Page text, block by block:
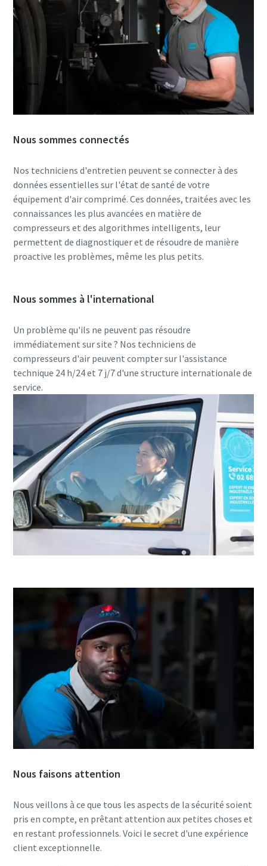
Nous sommes connectés
Nos techniciens d'entretien peuvent se connecter à des
données essentielles sur l'état de santé de votre
équipement d'air comprimé. Ces données, traitées avec les
connaissances les plus avancées en matière de
compresseurs et des algorithmes intelligents, leur
permettent de diagnostiquer et de résoudre de manière
proactive les problèmes, même les plus petits.
Nous sommes à l'international
Un problème qu'ils ne peuvent pas résoudre
immédiatement sur site ? Nos techniciens de
compresseurs d'air peuvent compter sur l'assistance
technique 24 h/24 et 7 j/7 d'une structure internationale de
service.
Nous faisons attention
Nous veillons à ce que tous les aspects de la sécurité soient
pris en compte, en prêtant attention aux petites choses et
en restant professionnels. Voici le secret d'une expérience
client exceptionnelle.